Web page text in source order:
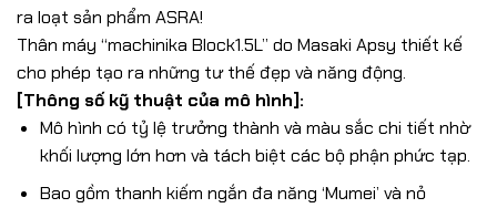
ra loạt sản phẩm ASRA!
Thân máy “machinika Block1.5L” do Masaki Apsy thiết kế
cho phép tạo ra những tư thế đẹp và năng động.
[Thông số kỹ thuật của mô hình]:
Mô hình có tỷ lệ trưởng thành và màu sắc chi tiết nhờ
khối lượng lớn hơn và tách biệt các bộ phận phức tạp.
Bao gồm thanh kiếm ngắn đa năng ‘Mumei’ và nỏ